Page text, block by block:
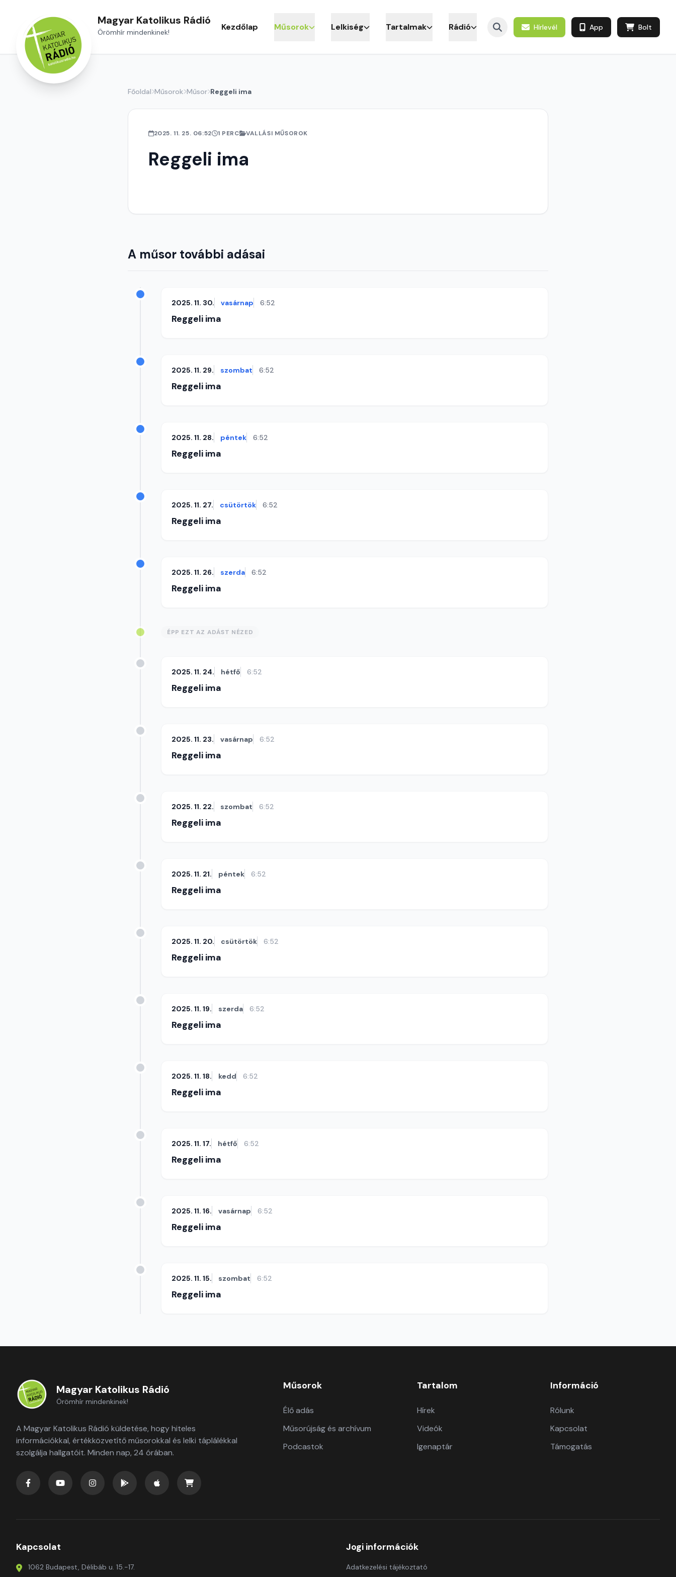
Magyar Katolikus Rádió
Örömhír mindenkinek! Kezdőlap Műsorok Lelkiség Tartalmak Rádió Hírlevél App Bolt
Főoldal Műsorok Műsor Reggeli ima
2025. 11. 25. 06:52 1 PERC VALLÁSI MŰSOROK
Reggeli ima
A műsor további adásai
2025. 11. 30. vasárnap 6:52
Reggeli ima
2025. 11. 29. szombat 6:52
Reggeli ima
2025. 11. 28. péntek 6:52
Reggeli ima
2025. 11. 27. csütörtök 6:52
Reggeli ima
2025. 11. 26. szerda 6:52
Reggeli ima
ÉPP EZT AZ ADÁST NÉZED
2025. 11. 24. hétfő 6:52
Reggeli ima
2025. 11. 23. vasárnap 6:52
Reggeli ima
2025. 11. 22. szombat 6:52
Reggeli ima
2025. 11. 21. péntek 6:52
Reggeli ima
2025. 11. 20. csütörtök 6:52
Reggeli ima
2025. 11. 19. szerda 6:52
Reggeli ima
2025. 11. 18. kedd 6:52
Reggeli ima
2025. 11. 17. hétfő 6:52
Reggeli ima
2025. 11. 16. vasárnap 6:52
Reggeli ima
2025. 11. 15. szombat 6:52
Reggeli ima
Magyar Katolikus Rádió
Örömhír mindenkinek!
A Magyar Katolikus Rádió küldetése, hogy hiteles
információkkal, értékközvetítő műsorokkal és lelki táplálékkal
szolgálja hallgatóit. Minden nap, 24 órában.
Műsorok
Élő adás
Műsorújság és archívum
Podcastok
Tartalom
Hírek
Videók
Igenaptár
Információ
Rólunk
Kapcsolat
Támogatás
Kapcsolat
1062 Budapest, Délibáb u. 15.-17.
Jogi információk
Adatkezelési tájékoztató